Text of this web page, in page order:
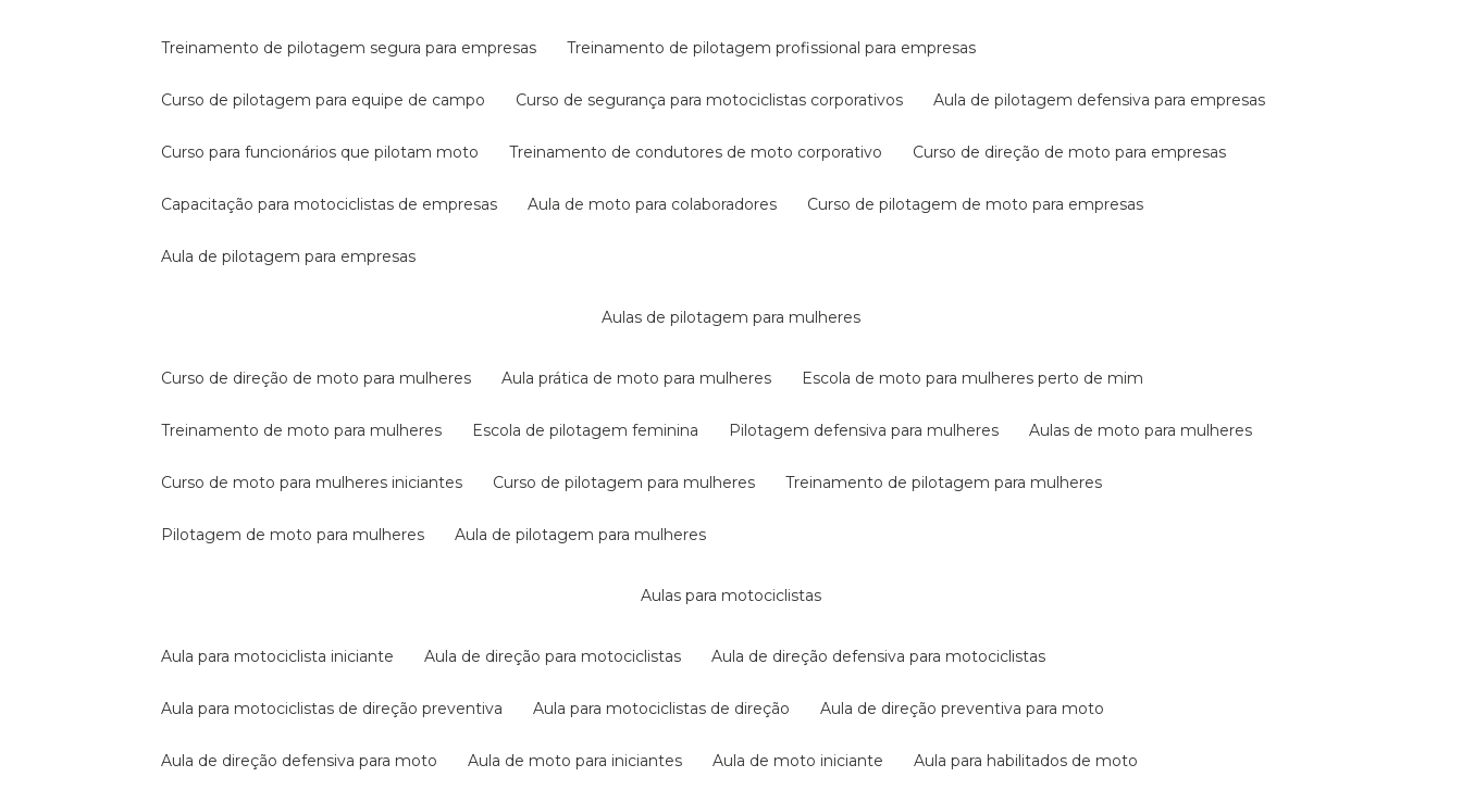
treinamento de pilotagem segura para empresas treinamento de pilotagem profissional para empresas
curso de pilotagem para equipe de campo curso de segurança para motociclistas corporativos aula de pilotagem defensiva para empresas
curso para funcionários que pilotam moto treinamento de condutores de moto corporativo curso de direção de moto para empresas
capacitação para motociclistas de empresas aula de moto para colaboradores curso de pilotagem de moto para empresas
aula de pilotagem para empresas
aulas de pilotagem para mulheres
curso de direção de moto para mulheres aula prática de moto para mulheres escola de moto para mulheres perto de mim
treinamento de moto para mulheres escola de pilotagem feminina pilotagem defensiva para mulheres aulas de moto para mulheres
curso de moto para mulheres iniciantes curso de pilotagem para mulheres treinamento de pilotagem para mulheres
pilotagem de moto para mulheres aula de pilotagem para mulheres
aulas para motociclistas
aula para motociclista iniciante aula de direção para motociclistas aula de direção defensiva para motociclistas
aula para motociclistas de direção preventiva aula para motociclistas de direção aula de direção preventiva para moto
aula de direção defensiva para moto aula de moto para iniciantes aula de moto iniciante aula para habilitados de moto